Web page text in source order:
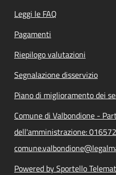
Leggi le FAQ
Pagamenti
Riepilogo valutazioni
Segnalazione disservizio
Piano di miglioramento dei
Comune di Valbondione -
dell'amministrazione:
Powered by Sportello